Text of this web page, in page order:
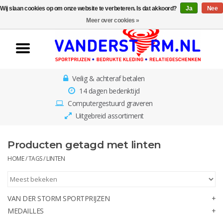
Home
Van der Storm
Sportprijzen
Awards & Beelden
Veilig & achteraf betalen
14 dagen bedenktijd
Computergestuurd graveren
Uitgebreid assortiment
Producten getagd met linten
HOME/TAGS/LINTEN
VAN DER STORM SPORTPRIJZEN
MEDAILLES
Wij slaan cookies op om onze website te verbeteren. Is dat akkoord? Ja
Nee
Meer over cookies »